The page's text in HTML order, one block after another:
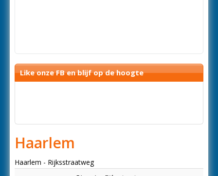
Like onze FB en blijf op de hoogte
Haarlem
Haarlem - Rijksstraatweg